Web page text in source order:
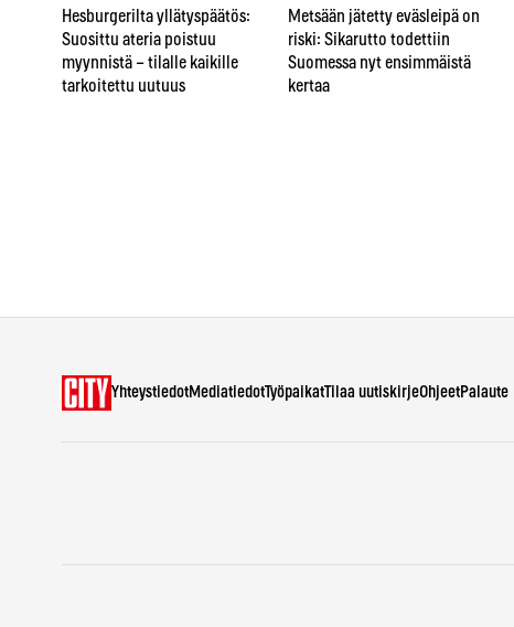
Hesburgerilta yllätyspäätös:
Suosittu ateria poistuu
myynnistä – tilalle kaikille
tarkoitettu uutuus
Metsään jätetty eväsleipä on
riski: Sikarutto todettiin
Suomessa nyt ensimmäistä
kertaa
YhteystiedotMediatiedotTyöpaikatTilaa uutiskirjeOhjeetPalaute